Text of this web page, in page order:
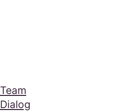
Mera Footer
Navigation
Team
Dialog